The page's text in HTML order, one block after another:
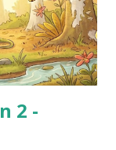
2 -